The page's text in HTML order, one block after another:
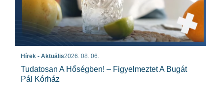
Hírek - Aktuális2026. 08. 06.
Tudatosan A Hőségben! – Figyelmeztet A Bugát
Pál Kórház